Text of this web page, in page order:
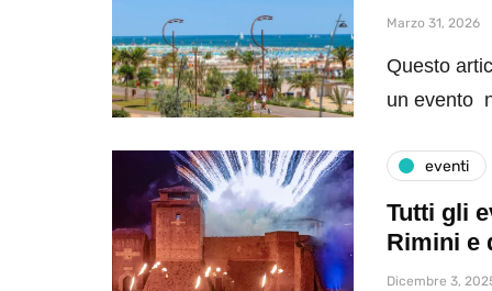
Marzo 31, 2026
Questo
un evento
eventi
Tutti gli
Rimini e
Dicembre 3,